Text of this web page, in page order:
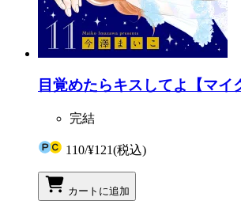
目覚めたらキスしてよ【マイ
完結
110/¥121(税込)
カートに追加